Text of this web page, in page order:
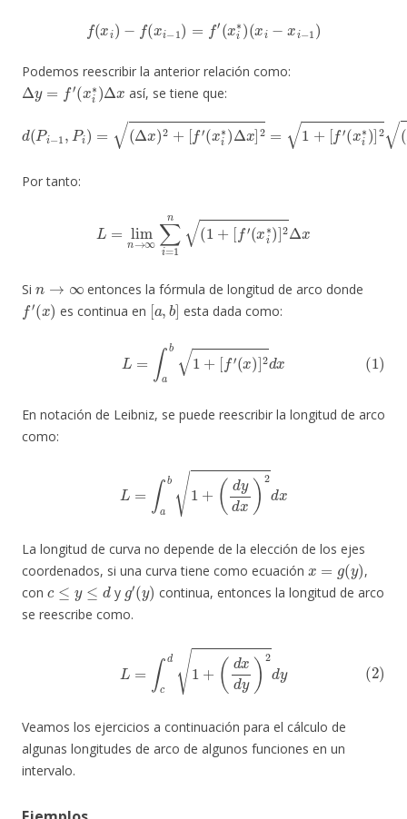
f x f(xi 1) xi∗)(xi− 1
Podemos reescribir la anterior relación como:
Δy=f′(xi∗)Δx
así, se tiene que:
)2+[f′(xi∗)Δx]2=1+[f ∗)]2(Δx)2=1+
[f′(xi∗)]2Δx
Por tanto:
∞∑ 1n(1+[f′(xi∗)]2
Si entonces la fórmula de longitud de arco donde
f′(x)
es continua en
[ a,b]
esta dada como:
=∫ b1+[f′(x)]2dx
En notación de Leibniz, se puede reescribir la longitud de arco
como:
1+(dydx)2dx
La longitud de curva no depende de la elección de los ejes
coordenados, si una curva tiene como ecuación
x =g( y)
,
con
c≤y≤d
y
g′( y)
continua, entonces la longitud de arco
se reescribe como.
1+(dxdy)2dy
Veamos los ejercicios a continuación para el cálculo de
algunas longitudes de arco de algunos funciones en un
intervalo.